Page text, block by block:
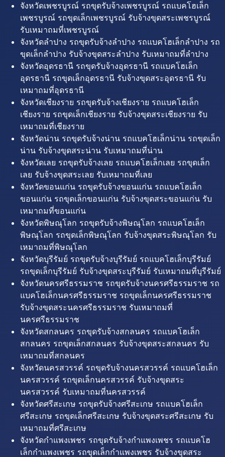
จังหวัดเพชรบูรณ์ รถขุดรับจ้างเพชรบูรณ์ รถแบคโฮเล็ก
เพชรบูรณ์ รถขุดเล็กเพชรบูรณ์ รับจ้างขุดสระเพชรบูรณ์
รับเหมาถมที่เพชรบูรณ์
จังหวัดลำปาง รถขุดรับจ้างลำปาง รถแบคโฮเล็กลำปาง รถ
ขุดเล็กลำปาง รับจ้างขุดสระลำปาง รับเหมาถมที่ลำปาง
จังหวัดอุดรธานี รถขุดรับจ้างอุดรธานี รถแบคโฮเล็ก
อุดรธานี รถขุดเล็กอุดรธานี รับจ้างขุดสระอุดรธานี รับ
เหมาถมที่อุดรธานี
จังหวัดเชียงราย รถขุดรับจ้างเชียงราย รถแบคโฮเล็ก
เชียงราย รถขุดเล็กเชียงราย รับจ้างขุดสระเชียงราย รับ
เหมาถมที่เชียงราย
จังหวัดน่าน รถขุดรับจ้างน่าน รถแบคโฮเล็กน่าน รถขุดเล็ก
น่าน รับจ้างขุดสระน่าน รับเหมาถมที่น่าน
จังหวัดเลย รถขุดรับจ้างเลย รถแบคโฮเล็กเลย รถขุดเล็ก
เลย รับจ้างขุดสระเลย รับเหมาถมที่เลย
จังหวัดขอนแก่น รถขุดรับจ้างขอนแก่น รถแบคโฮเล็ก
ขอนแก่น รถขุดเล็กขอนแก่น รับจ้างขุดสระขอนแก่น รับ
เหมาถมที่ขอนแก่น
จังหวัดพิษณุโลก รถขุดรับจ้างพิษณุโลก รถแบคโฮเล็ก
พิษณุโลก รถขุดเล็กพิษณุโลก รับจ้างขุดสระพิษณุโลก รับ
เหมาถมที่พิษณุโลก
จังหวัดบุรีรัมย์ รถขุดรับจ้างบุรีรัมย์ รถแบคโฮเล็กบุรีรัมย์
รถขุดเล็กบุรีรัมย์ รับจ้างขุดสระบุรีรัมย์ รับเหมาถมที่บุรีรัมย์
จังหวัดนครศรีธรรมราช รถขุดรับจ้างนครศรีธรรมราช รถ
แบคโฮเล็กนครศรีธรรมราช รถขุดเล็กนครศรีธรรมราช
รับจ้างขุดสระนครศรีธรรมราช รับเหมาถมที่
นครศรีธรรมราช
จังหวัดสกลนคร รถขุดรับจ้างสกลนคร รถแบคโฮเล็ก
สกลนคร รถขุดเล็กสกลนคร รับจ้างขุดสระสกลนคร รับ
เหมาถมที่สกลนคร
จังหวัดนครสวรรค์ รถขุดรับจ้างนครสวรรค์ รถแบคโฮเล็ก
นครสวรรค์ รถขุดเล็กนครสวรรค์ รับจ้างขุดสระ
นครสวรรค์ รับเหมาถมที่นครสวรรค์
จังหวัดศรีสะเกษ รถขุดรับจ้างศรีสะเกษ รถแบคโฮเล็ก
ศรีสะเกษ รถขุดเล็กศรีสะเกษ รับจ้างขุดสระศรีสะเกษ รับ
เหมาถมที่ศรีสะเกษ
จังหวัดกำแพงเพชร รถขุดรับจ้างกำแพงเพชร รถแบคโฮ
เล็กกำแพงเพชร รถขุดเล็กกำแพงเพชร รับจ้างขุดสระ